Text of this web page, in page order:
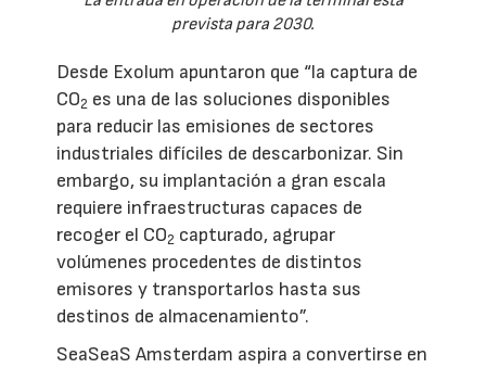
prevista para 2030.
Desde Exolum apuntaron que “la captura de
CO2 es una de las soluciones disponibles
para reducir las emisiones de sectores
industriales difíciles de descarbonizar. Sin
embargo, su implantación a gran escala
requiere infraestructuras capaces de
recoger el CO2 capturado, agrupar
volúmenes procedentes de distintos
emisores y transportarlos hasta sus
destinos de almacenamiento”.
SeaSeaS Amsterdam aspira a convertirse en